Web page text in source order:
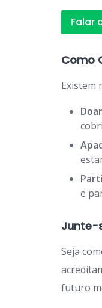
Falar
Como
Existem
e
Junte-
Seja
futuro